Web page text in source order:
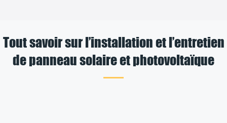
Tout savoir sur l’installation et l’entretien
de panneau solaire et photovoltaïque